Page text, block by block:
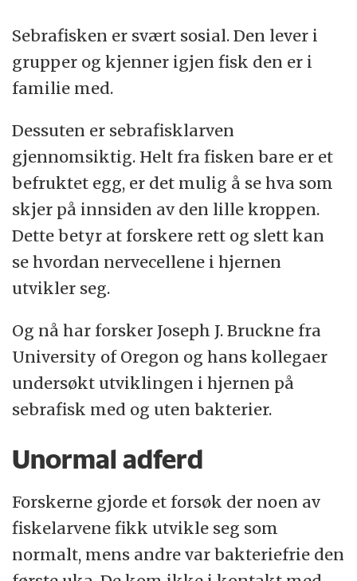
Sebrafisken er svært sosial. Den lever i
grupper og kjenner igjen fisk den er i
familie med.
Dessuten er sebrafisklarven
gjennomsiktig. Helt fra fisken bare er et
befruktet egg, er det mulig å se hva som
skjer på innsiden av den lille kroppen.
Dette betyr at forskere rett og slett kan
se hvordan nervecellene i hjernen
utvikler seg.
Og nå har forsker Joseph J. Bruckne fra
University of Oregon og hans kollegaer
undersøkt utviklingen i hjernen på
sebrafisk med og uten bakterier.
Unormal adferd
Forskerne gjorde et forsøk der noen av
fiskelarvene fikk utvikle seg som
normalt, mens andre var bakteriefrie den